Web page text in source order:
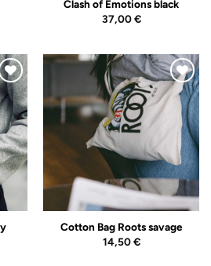
Clash of Emotions black
37,00€
Adicionar
ao
Wishlist
Cotton Bag Roots savage
14,50€